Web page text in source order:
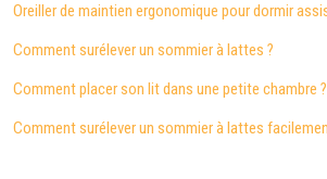
Oreiller de maintien ergonomique pour dormir
Comment surélever un sommier à lattes ?
Comment placer son lit dans une petite chambre ?
Comment surélever un sommier à lattes